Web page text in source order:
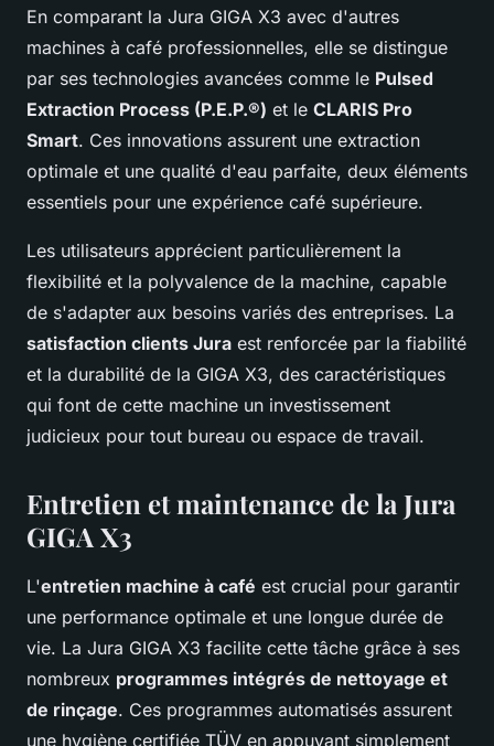
En comparant la Jura GIGA X3 avec d'autres
machines à café professionnelles, elle se distingue
par ses technologies avancées comme le Pulsed
Extraction Process (P.E.P.®) et le CLARIS Pro
Smart. Ces innovations assurent une extraction
optimale et une qualité d'eau parfaite, deux éléments
essentiels pour une expérience café supérieure.
Les utilisateurs apprécient particulièrement la
flexibilité et la polyvalence de la machine, capable
de s'adapter aux besoins variés des entreprises. La
satisfaction clients Jura est renforcée par la fiabilité
et la durabilité de la GIGA X3, des caractéristiques
qui font de cette machine un investissement
judicieux pour tout bureau ou espace de travail.
Entretien et maintenance de la Jura
GIGA X3
L'entretien machine à café est crucial pour garantir
une performance optimale et une longue durée de
vie. La Jura GIGA X3 facilite cette tâche grâce à ses
nombreux programmes intégrés de nettoyage et
de rinçage. Ces programmes automatisés assurent
une hygiène certifiée TÜV en appuyant simplement